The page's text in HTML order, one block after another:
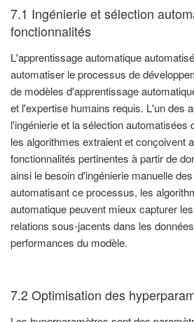
7.1 Ingénierie et sélection
fonctionnalités
L'apprentissage automatique
automatiser le processus de
de modèles d'apprentissage
et l'expertise humains requis. L'un des
l'ingénierie et la sélection automatisées
les algorithmes extraient et conçoivent
fonctionnalités pertinentes à partir de
ainsi le besoin d'ingénierie manuelle
automatisant ce processus, les
automatique peuvent mieux capturer
relations sous-jacents dans les
performances du modèle.
7.2 Optimisation des